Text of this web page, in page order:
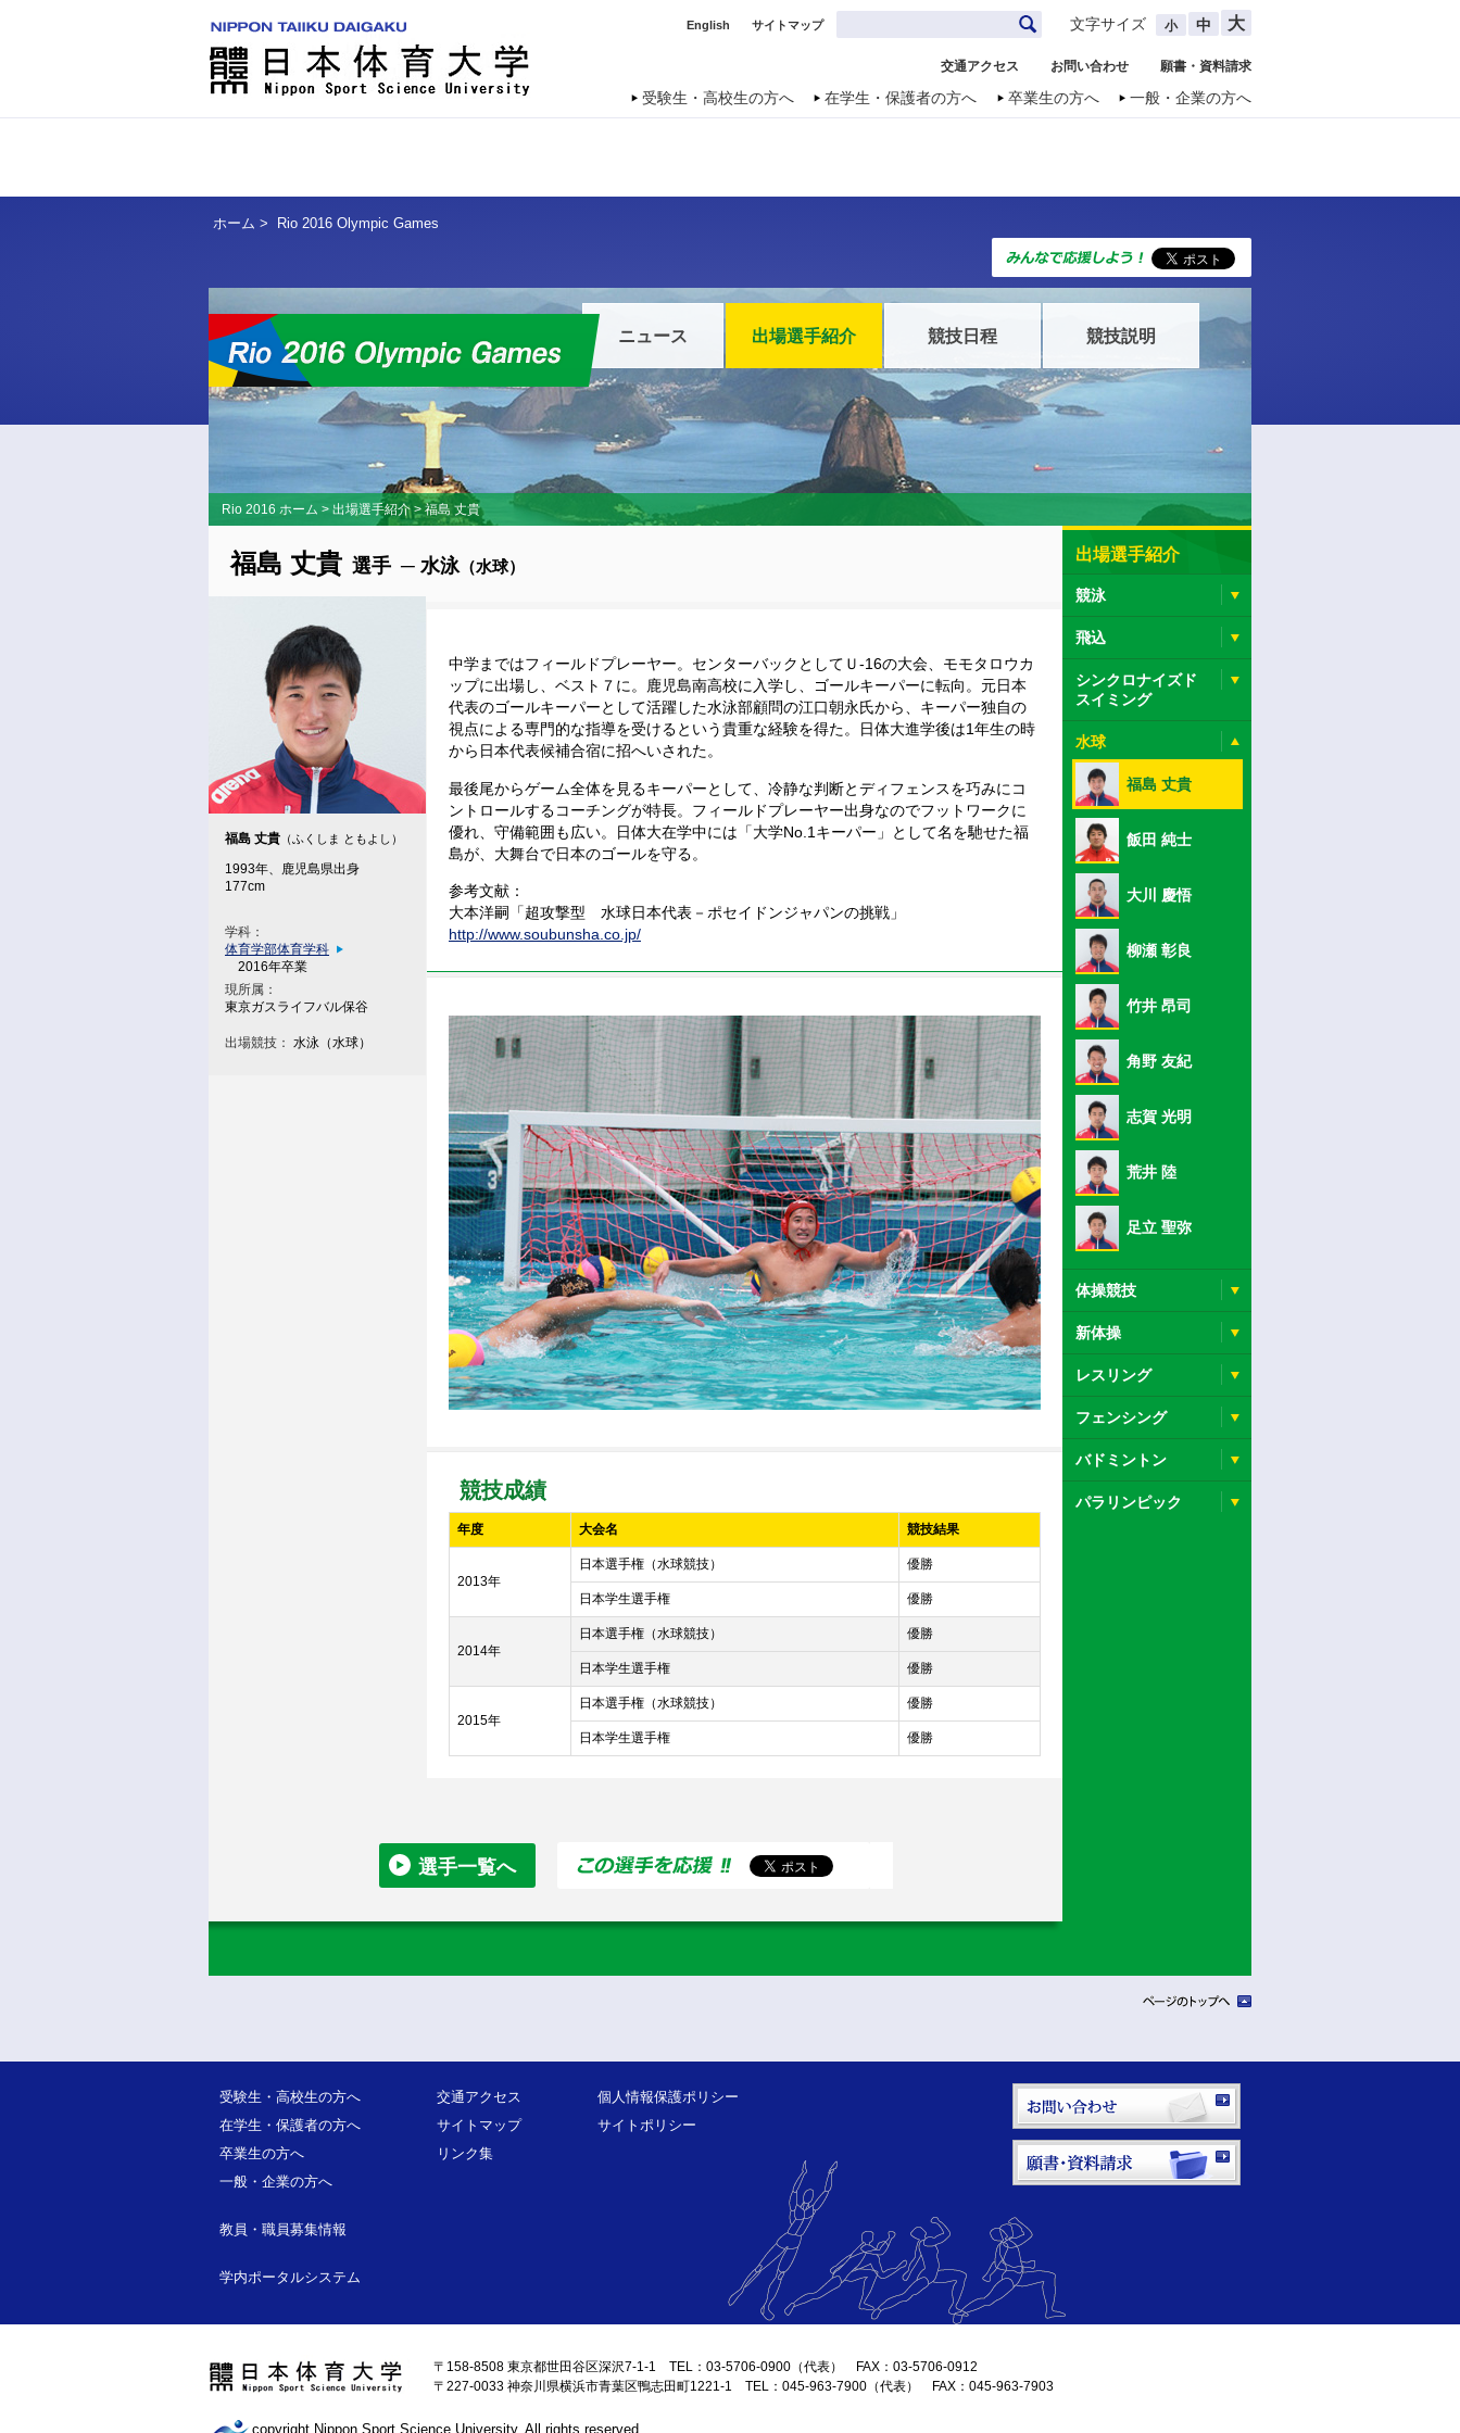
English サイトマップ 文字サイズ 小 中 大
交通アクセス お問い合わせ 願書・資料請求
受験生・高校生の方へ 在学生・保護者の方へ 卒業生の方へ 一般・企業の方へ
ホーム > Rio 2016 Olympic Games
ニュース 出場選手紹介 競技日程 競技説明
Rio 2016 ホーム > 出場選手紹介> 福島 丈貴
福島 丈貴 選手 ─ 水泳 （水球）
福島 丈貴 （ふくしま ともよし）
1993年、鹿児島県出身
177cm
学科：
体育学部体育学科
2016年卒業
現所属：
東京ガスライフバル保谷
出場競技： 水泳（水球）
中学まではフィールドプレーヤー。センターバックとしてＵ-16の大会、モモタロウカ
ップに出場し、ベスト７に。鹿児島南高校に入学し、ゴールキーパーに転向。元日本
代表のゴールキーパーとして活躍した水泳部顧問の江口朝永氏から、キーパー独自の
視点による専門的な指導を受けるという貴重な経験を得た。日体大進学後は1年生の時
から日本代表候補合宿に招へいされた。
最後尾からゲーム全体を見るキーパーとして、冷静な判断とディフェンスを巧みにコ
ントロールするコーチングが特長。フィールドプレーヤー出身なのでフットワークに
優れ、守備範囲も広い。日体大在学中には「大学No.1キーパー」として名を馳せた福
島が、大舞台で日本のゴールを守る。
参考文献：
大本洋嗣「超攻撃型 水球日本代表－ポセイドンジャパンの挑戦」
http://www.soubunsha.co.jp/
競技成績
年度 大会名 競技結果
2013年
日本選手権（水球競技） 優勝
日本学生選手権 優勝
2014年
日本選手権（水球競技） 優勝
日本学生選手権 優勝
2015年
日本選手権（水球競技） 優勝
日本学生選手権 優勝
選手一覧へ
出場選手紹介
競泳
飛込
シンクロナイズド
スイミング
水球
福島 丈貴
飯田 純士
大川 慶悟
柳瀬 彰良
竹井 昂司
角野 友紀
志賀 光明
荒井 陸
足立 聖弥
体操競技
新体操
レスリング
フェンシング
バドミントン
パラリンピック
受験生・高校生の方へ
在学生・保護者の方へ
卒業生の方へ
一般・企業の方へ
教員・職員募集情報
学内ポータルシステム
交通アクセス
サイトマップ
リンク集
個人情報保護ポリシー
サイトポリシー
〒158-8508 東京都世田谷区深沢7-1-1 TEL：03-5706-0900（代表） FAX：03-5706-0912
〒227-0033 神奈川県横浜市青葉区鴨志田町1221-1 TEL：045-963-7900（代表） FAX：045-963-7903
copyright Nippon Sport Science University, All rights reserved.